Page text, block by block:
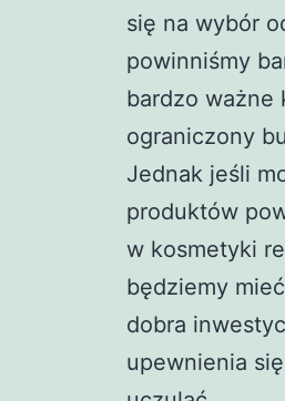
się na wybór
powinniśmy
bardzo ważne
ograniczony
Jednak jeśli
produktów
w kosmetyki
będziemy
dobra
upewnienia